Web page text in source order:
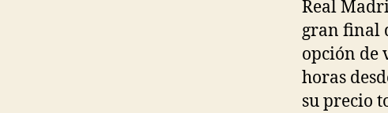
Real
gran final
opción de
horas
su precio